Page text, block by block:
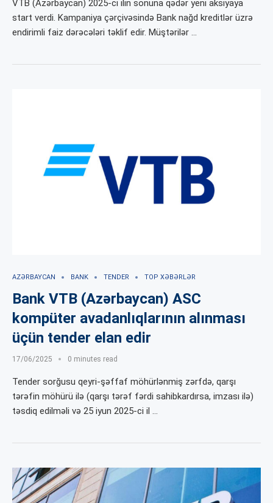
VTB (Azərbaycan) 2025-ci ilin sonuna qədər yeni aksiyaya
start verdi. Kampaniya çərçivəsində Bank nağd kreditlər üzrə
endirimli faiz dərəcələri təklif edir. Müştərilər …
AZƏRBAYCAN BANK TENDER TOP XƏBƏRLƏR
Bank VTB (Azərbaycan) ASC
kompüter avadanlıqlarının alınması
üçün tender elan edir
17/06/2025 0 minutes read
Tender sorğusu qeyri-şəffaf möhürlənmiş zərfdə, qarşı
tərəfin möhürü ilə (qarşı tərəf fərdi sahibkardırsa, imzası ilə)
təsdiq edilməli və 25 iyun 2025-ci il …